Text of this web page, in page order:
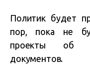
Политик будет
пор, пока не
проекты об
документов.